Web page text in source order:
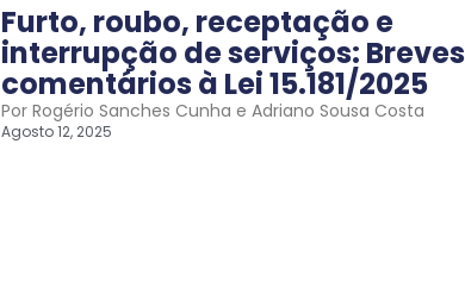
Furto, roubo, receptação e
interrupção de serviços: Breves
comentários à Lei 15.181/2025
Por Rogério Sanches Cunha e Adriano Sousa Costa
Agosto 12, 2025